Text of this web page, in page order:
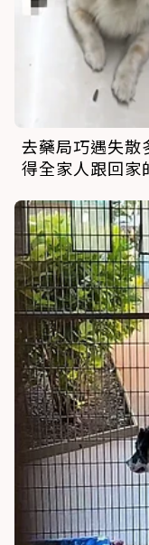
去藥局巧遇失散
得全家人跟回家